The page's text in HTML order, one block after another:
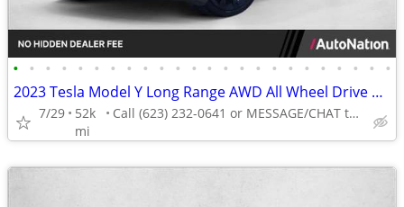
• • • • • • • • • • • • • • • • • • • • • • • •
2023 Tesla Model Y Long Range AWD All Wheel Drive SUV Electric AUTONATION
7/29
52k
mi
Call (623) 232-0641 or MESSAGE/CHAT to confirm availability